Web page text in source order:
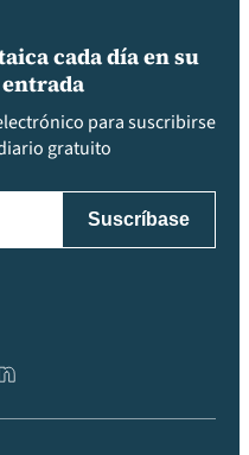
cada día en su
para suscribirse
gratuito